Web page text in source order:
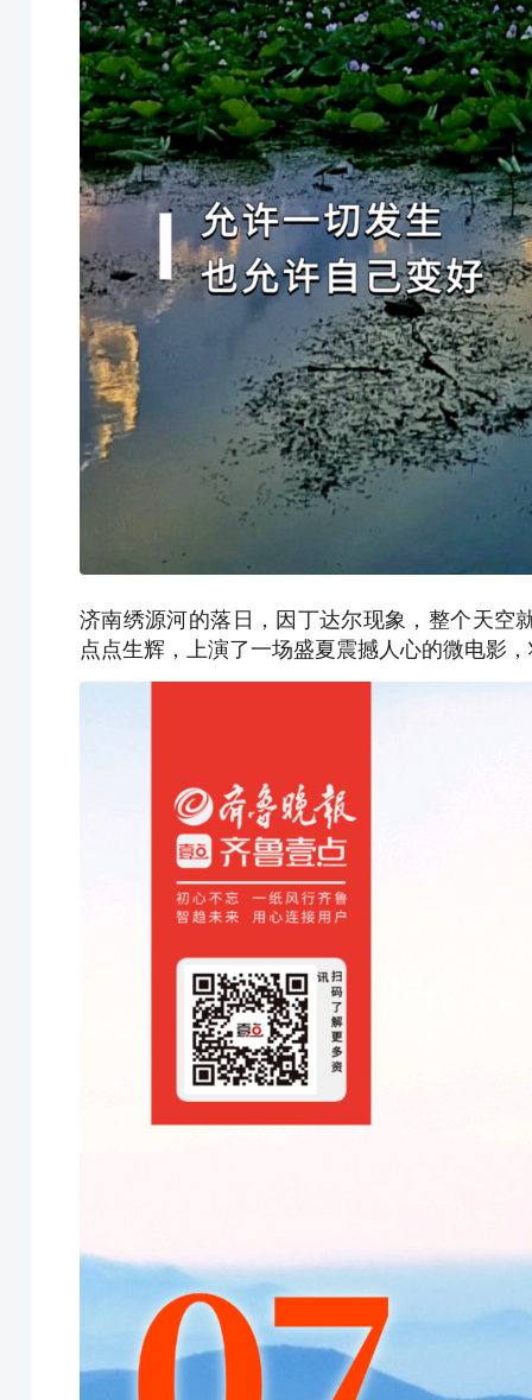
济南绣源河的落日，因丁达尔现象，整个天空
点点生辉，上演了一场盛夏震撼人心的微电影